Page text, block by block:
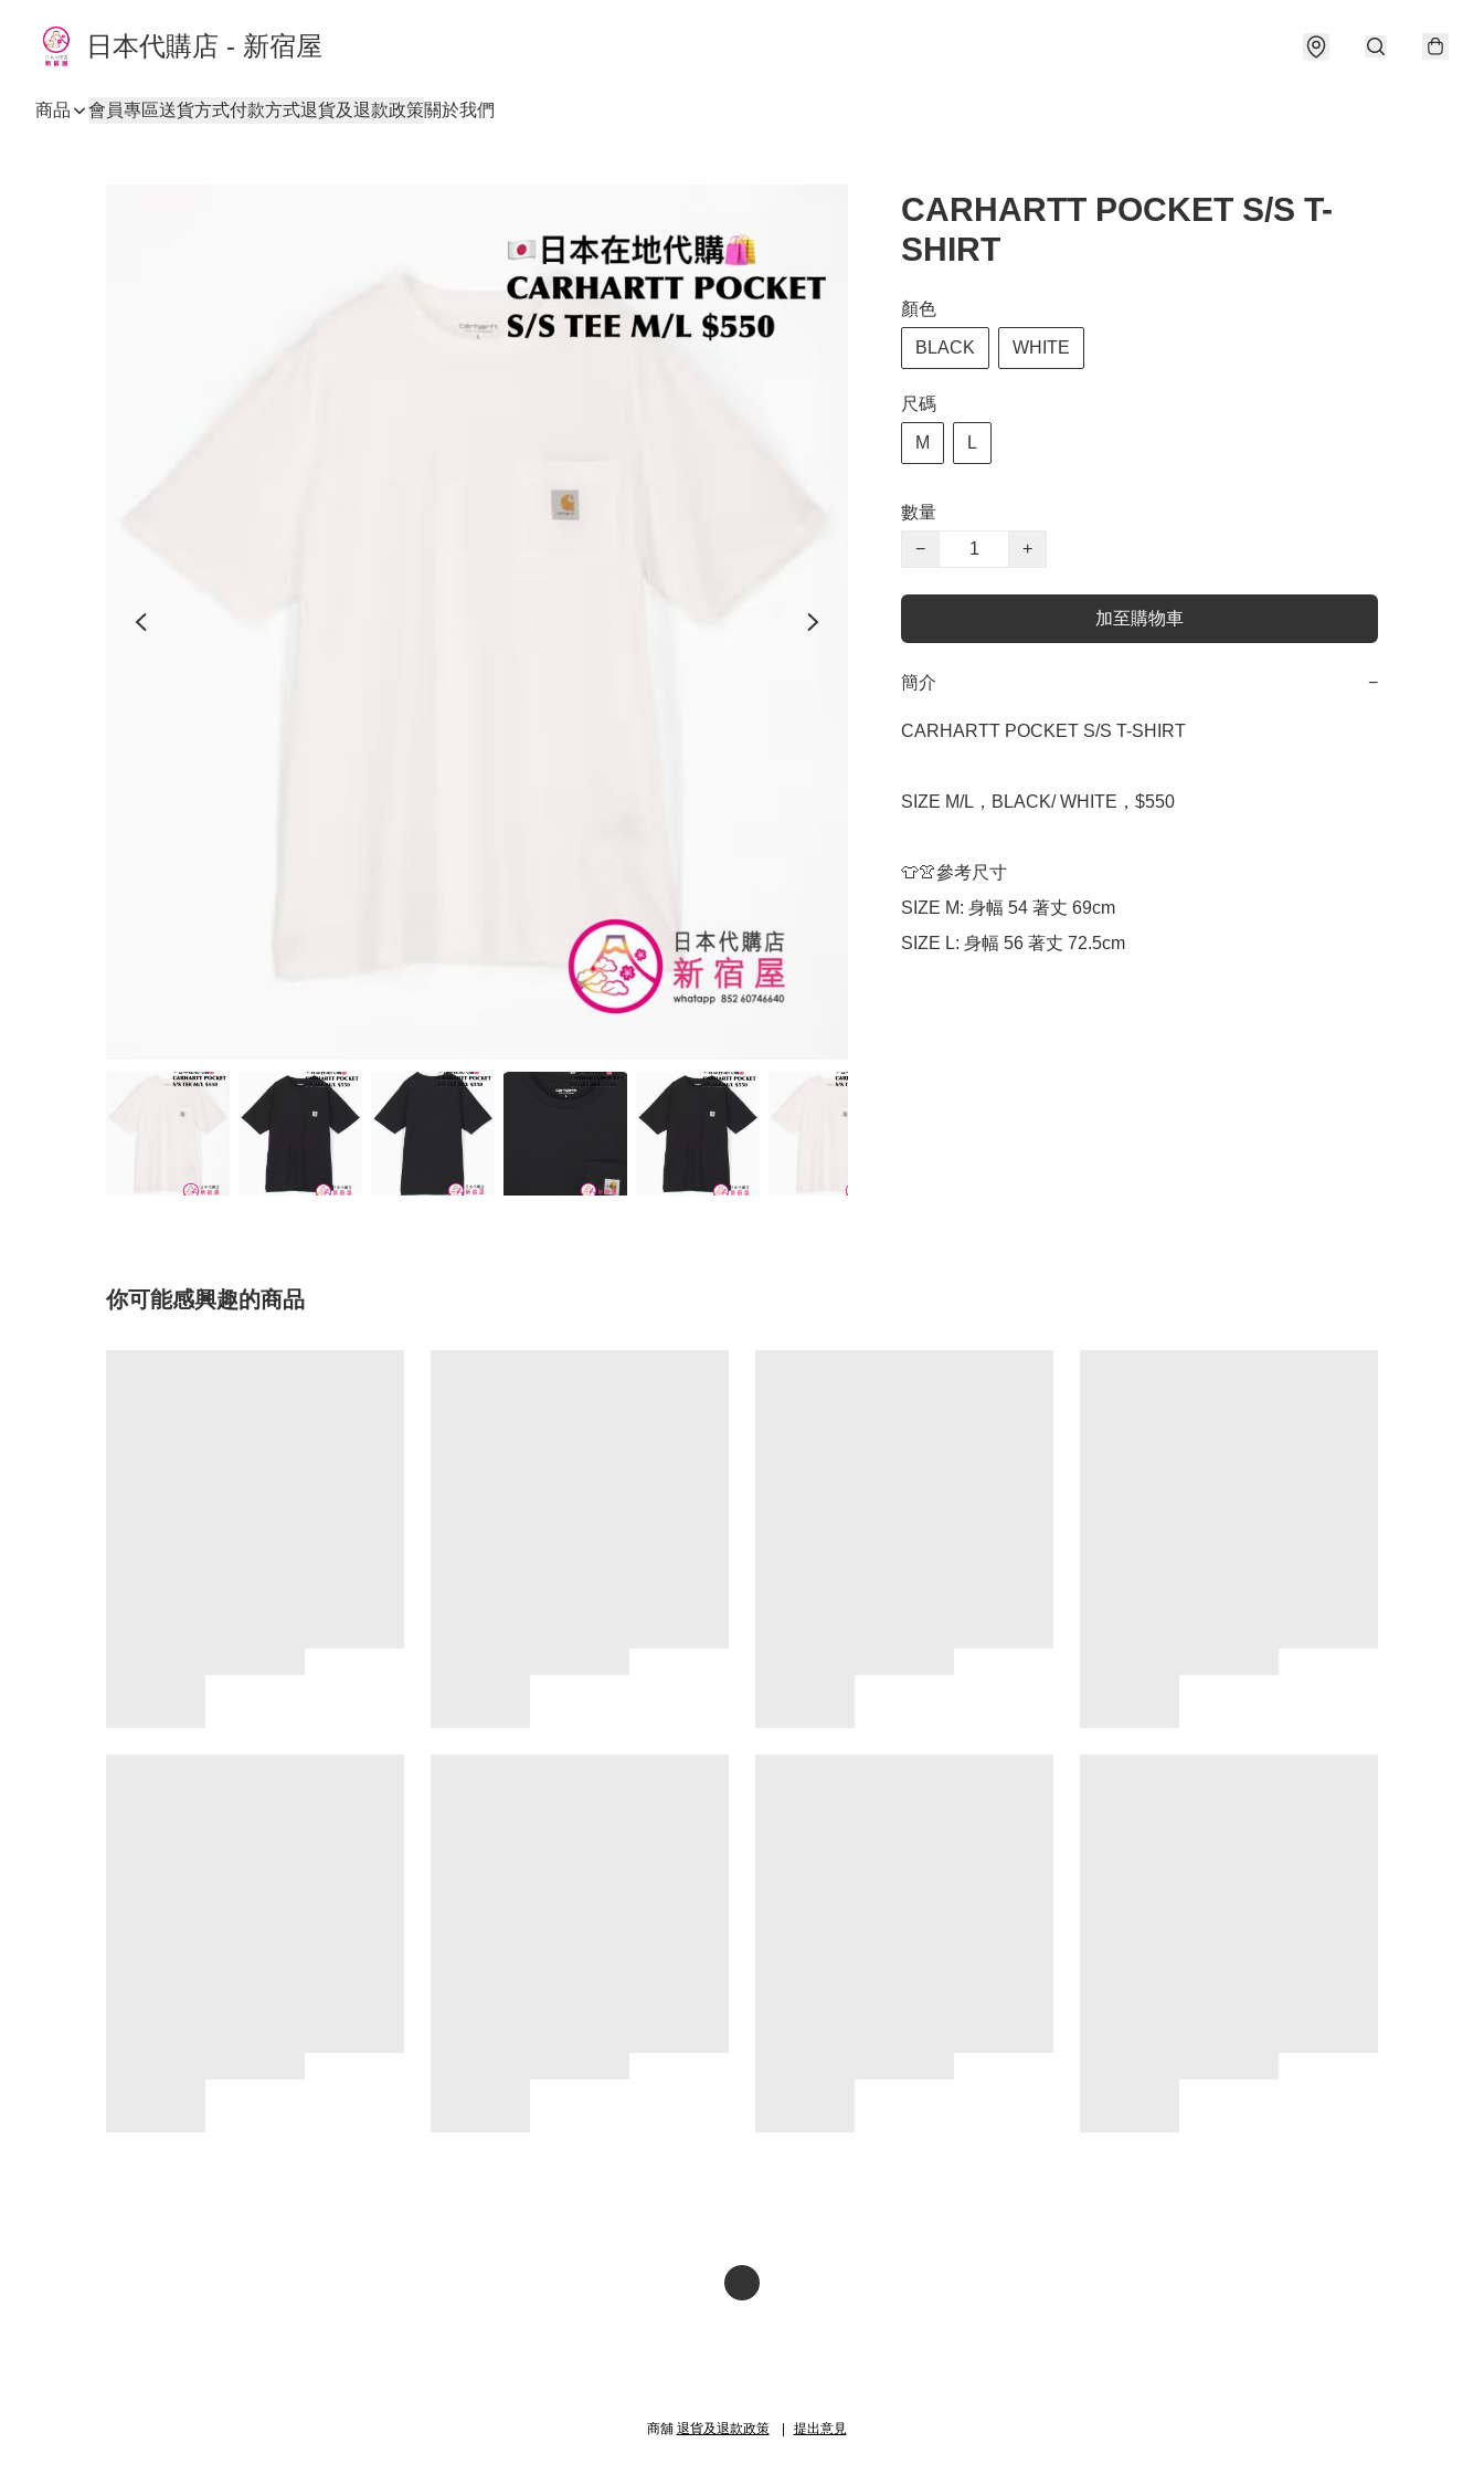
日本代購店 - 新宿屋
商品 會員專區送貨方式付款方式退貨及退款政策關於我們
CARHARTT POCKET S/S T-
SHIRT
顏色
BLACK WHITE
尺碼
M L
數量
−
+
加至購物車
簡介 −
CARHARTT POCKET S/S T-SHIRT
SIZE M/L，BLACK/ WHITE，$550
👕👚參考尺寸
SIZE M: 身幅 54 著丈 69cm
SIZE L: 身幅 56 著丈 72.5cm
你可能感興趣的商品
商舖 退貨及退款政策 提出意見